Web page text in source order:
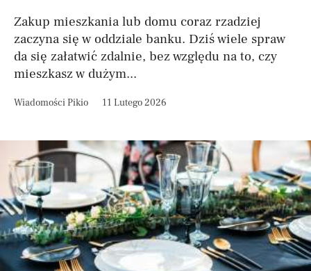
Zakup mieszkania lub domu coraz rzadziej
zaczyna się w oddziale banku. Dziś wiele spraw
da się załatwić zdalnie, bez względu na to, czy
mieszkasz w dużym...
Wiadomości Pikio 11 Lutego 2026